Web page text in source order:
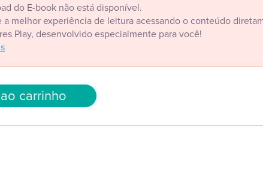
do E-book não está disponível.
a melhor experiência de leitura acessando o conteúdo
Play, desenvolvido especialmente para você!
carrinho